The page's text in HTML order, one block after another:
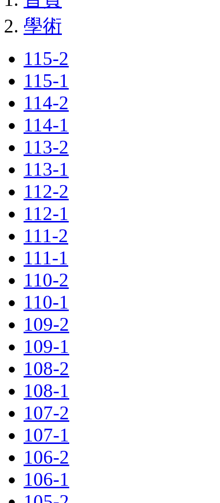
學術
115-2
115-1
114-2
114-1
113-2
113-1
112-2
112-1
111-2
111-1
110-2
110-1
109-2
109-1
108-2
108-1
107-2
107-1
106-2
106-1